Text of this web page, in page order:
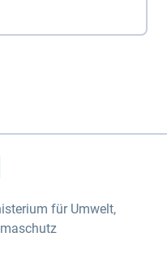
für Umwelt,